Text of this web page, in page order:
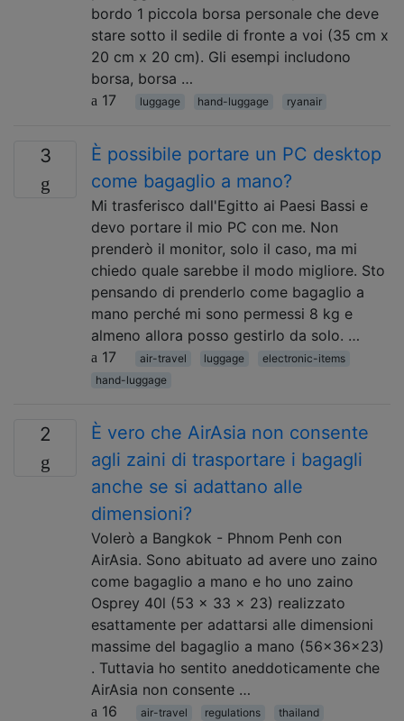
bordo 1 piccola borsa personale che deve
stare sotto il sedile di fronte a voi (35 cm x
20 cm x 20 cm). Gli esempi includono
borsa, borsa …
17
luggage hand-luggage ryanair
3
È possibile portare un PC desktop
come bagaglio a mano?
Mi trasferisco dall'Egitto ai Paesi Bassi e
devo portare il mio PC con me. Non
prenderò il monitor, solo il caso, ma mi
chiedo quale sarebbe il modo migliore. Sto
pensando di prenderlo come bagaglio a
mano perché mi sono permessi 8 kg e
almeno allora posso gestirlo da solo. …
17
air-travel luggage
electronic-items
hand-luggage
2
È vero che AirAsia non consente
agli zaini di trasportare i bagagli
anche se si adattano alle
dimensioni?
Volerò a Bangkok - Phnom Penh con
AirAsia. Sono abituato ad avere uno zaino
come bagaglio a mano e ho uno zaino
Osprey 40l (53 x 33 x 23) realizzato
esattamente per adattarsi alle dimensioni
massime del bagaglio a mano (56x36x23)
. Tuttavia ho sentito aneddoticamente che
AirAsia non consente …
16
air-travel regulations
thailand